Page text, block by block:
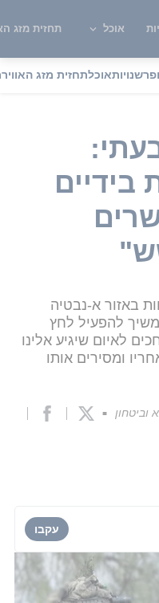
אוכל תחזית מזג
אוכלתחזית מזג האוויר
בידיים
באזור א-נבטיה
להפעיל לחץ
לאיום שיגיע אלינו
ומסירים אותו
וביטחון ■
עקבו